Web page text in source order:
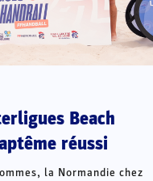
Beach
réussi
la Normandie chez